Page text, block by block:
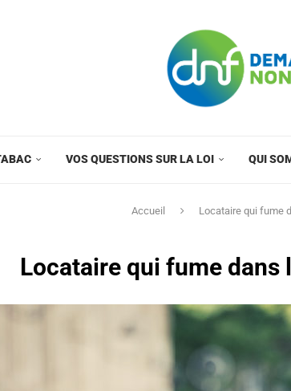
VOS QUESTIONS SUR LA LOI QUI
Accueil Locataire qui fume
Locataire qui fume